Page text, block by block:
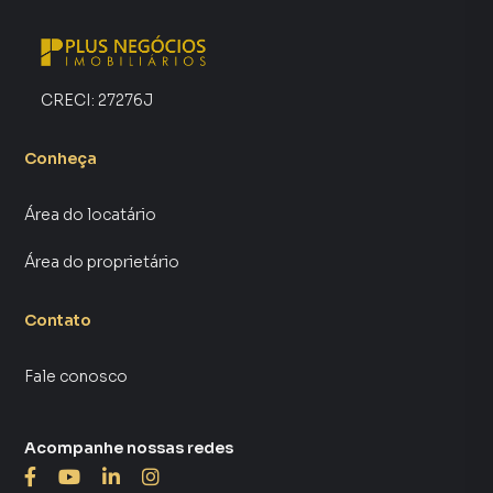
CRECI: 27276J
Conheça
Área do locatário
Área do proprietário
Contato
Fale conosco
Acompanhe nossas redes